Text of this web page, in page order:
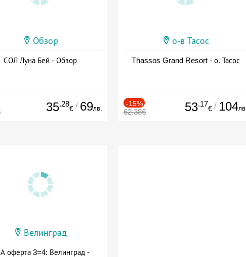
Обзор
СОЛ Луна Бей - Обзор
35.28
€ / 69лв.
о-в Тасос
Thassos Grand Resort - о. Тасос
-15%
62.38€ 53.17
€ / 104лв.
Велинград
оферта 3=4: Велинград -